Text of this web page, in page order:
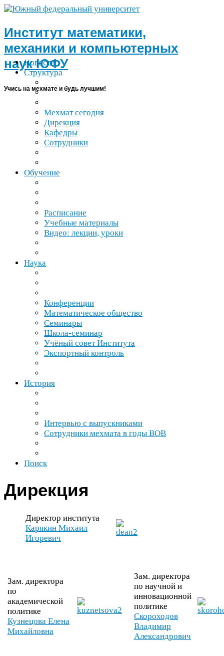
Институт математики,
механики и компьютерных
наукЮФУ
Учись на мехмате и будь лучшим!
Новости
Структура
Мехмат сегодня
Дирекция
Кафедры
Сотрудники
Обучение
Расписание
Учебные материалы
Видео: лекции, уроки
Наука
Конференции
Математическое общество
Семинары
Школа-​семинар
Учёный совет Института
Экспортный контроль
История
Интервью с выпускниками
Сотрудники мехмата в годы ВОВ
Поиск
Дирекция
Директор института
Карякин Михаил
Игоревич
Зам. директора
по
академической
политике
Кузнецова Елена
Михайловна
Зам. директора
по научной и
инновационной
политике
Скороходов
Владимир
Александрович